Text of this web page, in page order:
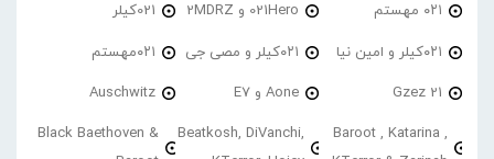
۰۲۱ مهستم 021Hero و 2MDRZ 021کیلر
۰۲۱کیلر و امین نیا ۰۲۱کیلر و مصی جی ۰۲۱مهستم
21 Gzez Aone و E7 Auschwitz
Baroot , Katarina ,
Beatkosh, DiVanchi,
Black Baethoven &